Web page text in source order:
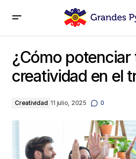
¿Cómo potenciar
creatividad en el
Creatividad 11 julio, 2025 0